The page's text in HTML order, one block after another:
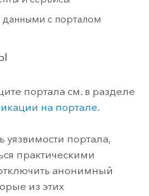
с порталом
портала см. в разделе
на портале.
уязвимости портала,
практическими
анонимный
из этих